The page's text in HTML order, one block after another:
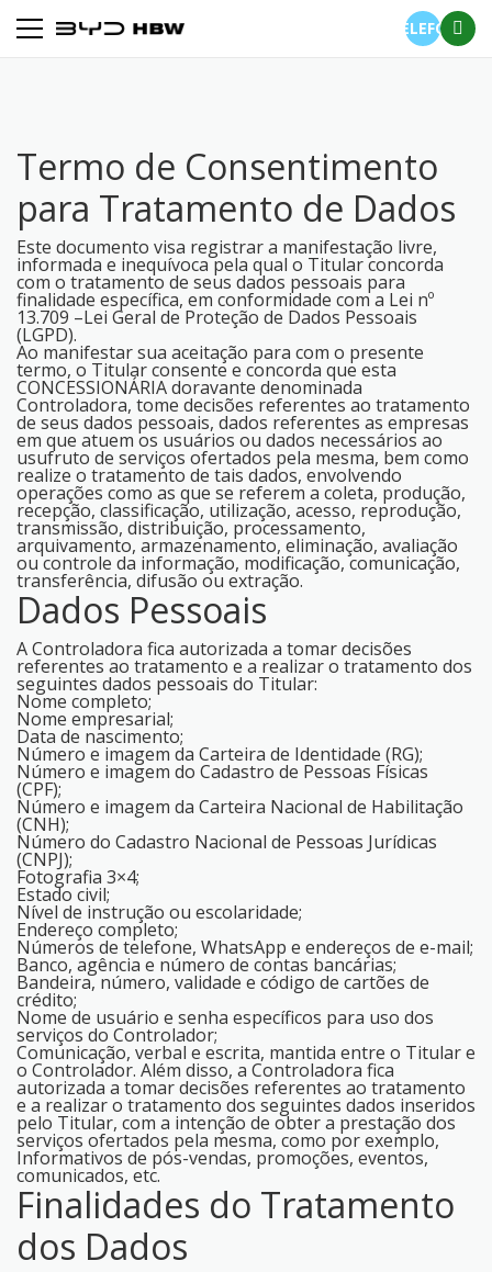
TELEFONE
Termo de Consentimento
para Tratamento de Dados
Este documento visa registrar a manifestação livre,
informada e inequívoca pela qual o Titular concorda
com o tratamento de seus dados pessoais para
finalidade específica, em conformidade com a Lei nº
13.709 –Lei Geral de Proteção de Dados Pessoais
(LGPD).
Ao manifestar sua aceitação para com o presente
termo, o Titular consente e concorda que esta
CONCESSIONÁRIA doravante denominada
Controladora, tome decisões referentes ao tratamento
de seus dados pessoais, dados referentes as empresas
em que atuem os usuários ou dados necessários ao
usufruto de serviços ofertados pela mesma, bem como
realize o tratamento de tais dados, envolvendo
operações como as que se referem a coleta, produção,
recepção, classificação, utilização, acesso, reprodução,
transmissão, distribuição, processamento,
arquivamento, armazenamento, eliminação, avaliação
ou controle da informação, modificação, comunicação,
transferência, difusão ou extração.
Dados Pessoais
A Controladora fica autorizada a tomar decisões
referentes ao tratamento e a realizar o tratamento dos
seguintes dados pessoais do Titular:
Nome completo;
Nome empresarial;
Data de nascimento;
Número e imagem da Carteira de Identidade (RG);
Número e imagem do Cadastro de Pessoas Físicas
(CPF);
Número e imagem da Carteira Nacional de Habilitação
(CNH);
Número do Cadastro Nacional de Pessoas Jurídicas
(CNPJ);
Fotografia 3×4;
Estado civil;
Nível de instrução ou escolaridade;
Endereço completo;
Números de telefone, WhatsApp e endereços de e-mail;
Banco, agência e número de contas bancárias;
Bandeira, número, validade e código de cartões de
crédito;
Nome de usuário e senha específicos para uso dos
serviços do Controlador;
Comunicação, verbal e escrita, mantida entre o Titular e
o Controlador. Além disso, a Controladora fica
autorizada a tomar decisões referentes ao tratamento
e a realizar o tratamento dos seguintes dados inseridos
pelo Titular, com a intenção de obter a prestação dos
serviços ofertados pela mesma, como por exemplo,
Informativos de pós-vendas, promoções, eventos,
comunicados, etc.
Finalidades do Tratamento
dos Dados